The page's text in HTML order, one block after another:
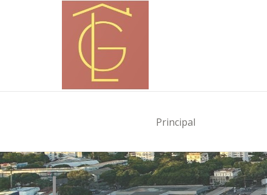
Principal